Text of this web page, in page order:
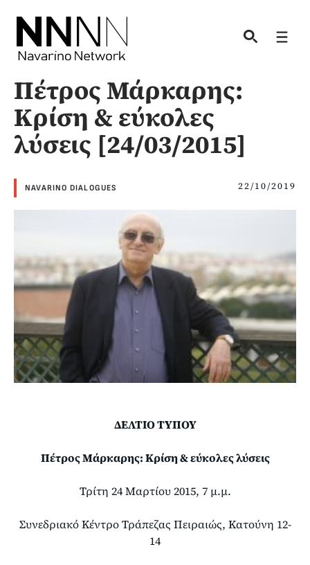
content
Πέτρος Μάρκαρης:
Κρίση & εύκολες
λύσεις [24/03/2015]
NAVARINO DIALOGUES 22/10/2019
ΔΕΛΤΙΟ ΤΥΠΟΥ
Πέτρος Μάρκαρης: Κρίση & εύκολες λύσεις
Τρίτη 24 Μαρτίου 2015, 7 μ.μ.
Συνεδριακό Κέντρο Τράπεζας Πειραιώς, Κατούνη 12-
14